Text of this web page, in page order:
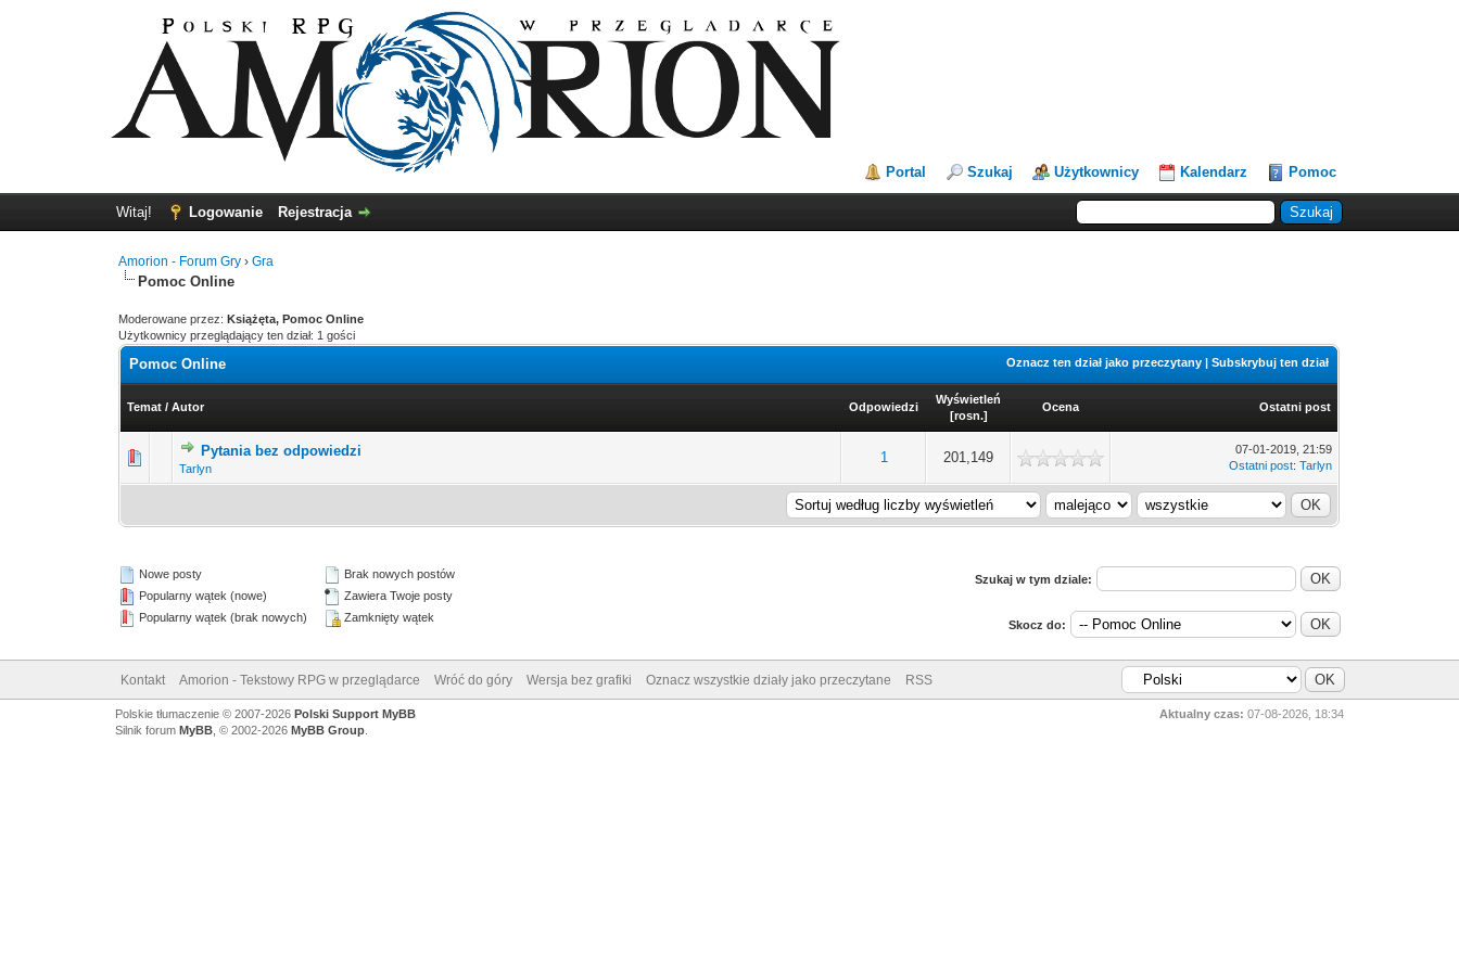
Portal Szukaj Użytkownicy Kalendarz Pomoc
Witaj! Logowanie Rejestracja
Amorion - Forum Gry ›Gra
Pomoc Online
Moderowane przez:Książęta, Pomoc Online
Użytkownicy przeglądający ten dział: 1 gości
Oznacz ten dział jako przeczytany |Subskrybuj ten dział
Pomoc Online
Temat /Autor Odpowiedzi
Wyświetleń
[rosn.]
Ocena Ostatni post
Pytania bez odpowiedzi
Tarlyn
1 201,149
0 głosów - średnia ocena: 0 na 5 gwiazdek
07-01-2019, 21:59
Ostatni post:Tarlyn
Nowe posty
Popularny wątek (nowe)
Popularny wątek (brak nowych)
Brak nowych postów
Zawiera Twoje posty
Zamknięty wątek
Szukaj w tym dziale:
Skocz do:
Kontakt Amorion - Tekstowy RPG w przeglądarce Wróć do góry Wersja bez grafiki Oznacz wszystkie działy jako przeczytane RSS
Aktualny czas: 07-08-2026, 18:34
Polskie tłumaczenie © 2007-2026 Polski Support MyBB
Silnik forum MyBB, © 2002-2026 MyBB Group.